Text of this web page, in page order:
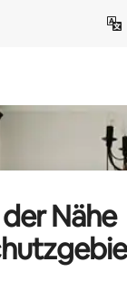
Nähe